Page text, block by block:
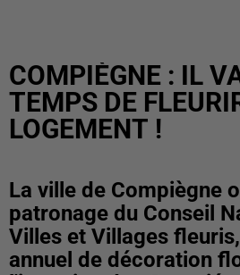
COMPIÈGNE : IL
TEMPS DE
LOGEMENT !
La ville de Compiègne
patronage du Conseil
Villes et Villages
annuel de décoration